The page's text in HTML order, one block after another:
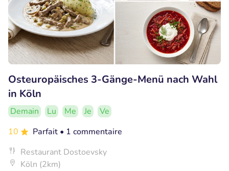
Osteuropäisches 3-Gänge-Menü nach Wahl
in Köln
Demain Lu Me Je
Ve
10
Parfait • 1 commentaire
Restaurant Dostoevsky
Köln (2km)